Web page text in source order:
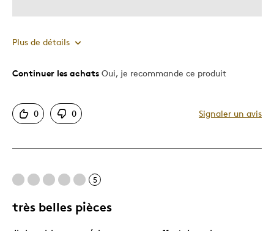
Plus de détails
Le pour
Motif attrayant
Très bonne qualité
Le contre
Continuer les achats Oui, je recommande ce produit
0 0 Signaler un avis
5
très belles pièces